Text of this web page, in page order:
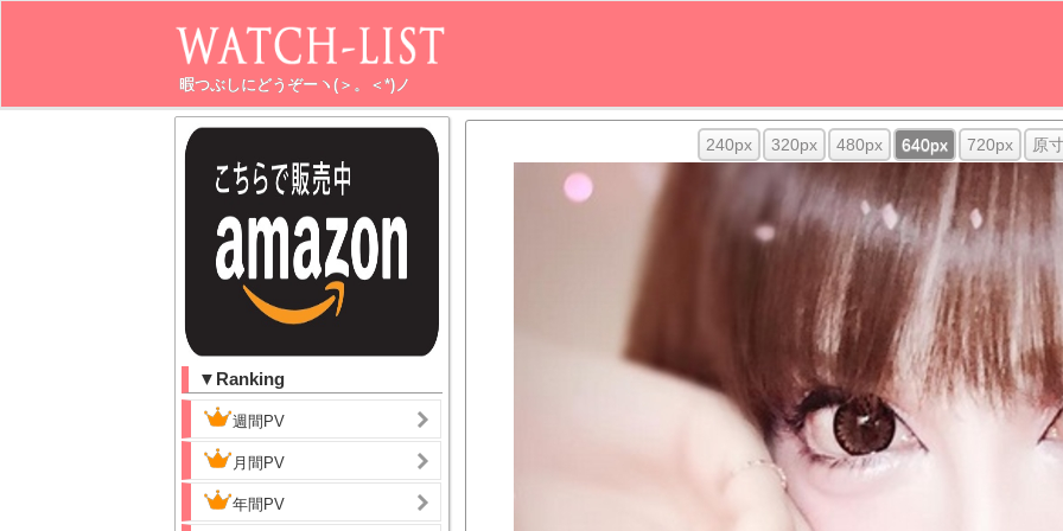
暇つぶしにどうぞーヽ(＞。＜*)ノ
▼Ranking
週間PV
月間PV
年間PV
240px 320px 480px 640px 720px 原